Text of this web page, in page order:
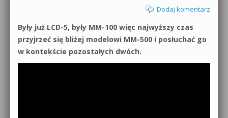
Dodaj komentarz
Były już LCD-5, były MM-100 więc najwyższy czas
przyjrzeć się bliżej modelowi MM-500 i posłuchać go
w kontekście pozostałych dwóch.